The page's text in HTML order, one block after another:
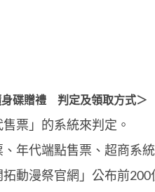
身碟贈禮 判定及領取方式＞
票」的系統來判定。
年代端點售票、超商系
動漫祭官網」公布前200